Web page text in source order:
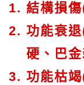
結構損
功能衰
硬、巴
功能枯